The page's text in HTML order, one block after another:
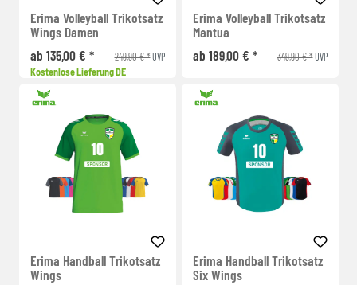
Erima Volleyball Trikotsatz
Wings Damen
ab 135,00 € *
249,90 € *UVP
Kostenlose Lieferung DE
Erima Volleyball Trikotsatz
Mantua
ab 189,00 € *
349,90 € *UVP
Erima Handball Trikotsatz
Wings
Erima Handball Trikotsatz
Six Wings